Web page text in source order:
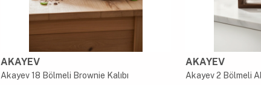
AKAYEV
Akayev 18 Bölmeli Brownie Kalıbı
AKAYEV